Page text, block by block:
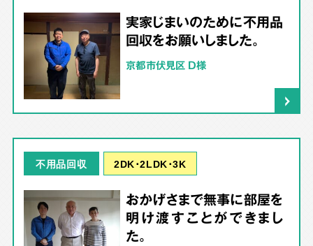
実家じまいのために不用品
回収をお願いしました。
京都市伏見区 D様
不用品回収 2DK･2LDK･3K
おかげさまで無事に部屋を
明け渡すことができまし
た。